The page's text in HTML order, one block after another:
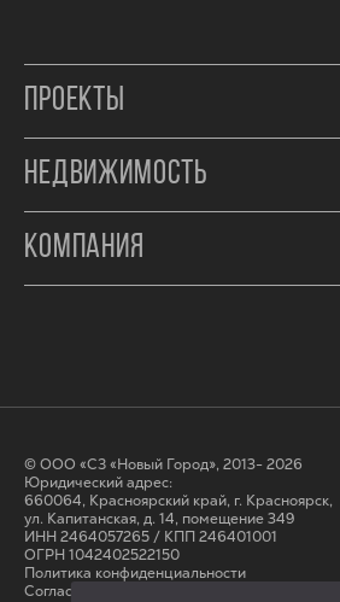
ПРОЕКТЫ
НЕДВИЖИМОСТЬ
КОМПАНИЯ
© ООО «СЗ «Новый Город», 2013- 2026
Юридический адрес:
660064, Красноярский край, г. Красноярск,
ул. Капитанская, д. 14, помещение 349
ИНН 2464057265 / КПП 246401001
ОГРН 1042402522150
Политика конфиденциальности
Согласие на обработку персональных данных